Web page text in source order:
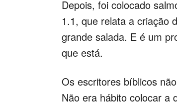
Depois, foi colocado
1.1, que relata a criação
grande salada. E é um
que está.
Os escritores bíblicos
Não era hábito colocar a